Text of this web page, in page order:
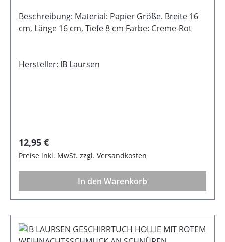
Beschreibung: Material: Papier Größe. Breite 16
cm, Länge 16 cm, Tiefe 8 cm Farbe: Creme-Rot
Hersteller: IB Laursen
Regulärer Preis:
12,95 €
Preise inkl. MwSt. zzgl. Versandkosten
In den Warenkorb